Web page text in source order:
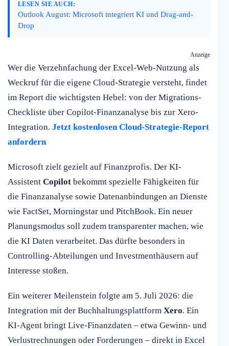
LESEN SIE AUCH:
Outlook August: Microsoft integriert KI und Drag-and-
Drop
Anzeige
Wer die Verzehnfachung der Excel-Web-Nutzung als
Weckruf für die eigene Cloud-Strategie versteht, findet
im Report die wichtigsten Hebel: von der Migrations-
Checkliste über Copilot-Finanzanalyse bis zur Xero-
Integration. Jetzt kostenlosen Cloud-Strategie-Report
anfordern
Microsoft zielt gezielt auf Finanzprofis. Der KI-
Assistent Copilot bekommt spezielle Fähigkeiten für
die Finanzanalyse sowie Datenanbindungen an Dienste
wie FactSet, Morningstar und PitchBook. Ein neuer
Planungsmodus soll zudem transparenter machen, wie
die KI Daten verarbeitet. Das dürfte besonders in
Controlling-Abteilungen und Investmenthäusern auf
Interesse stoßen.
Ein weiterer Meilenstein folgte am 5. Juli 2026: die
Integration mit der Buchhaltungsplattform Xero. Ein
KI-Agent bringt Live-Finanzdaten – etwa Gewinn- und
Verlustrechnungen oder Forderungen – direkt in Excel